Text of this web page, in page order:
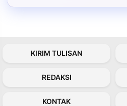
KIRIM TULISAN
REDAKSI
KONTAK